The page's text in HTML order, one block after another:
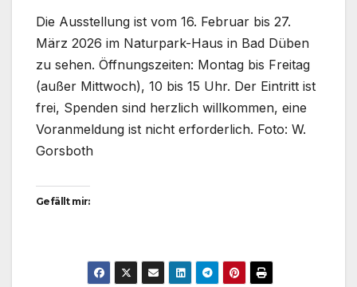
Die Ausstellung ist vom 16. Februar bis 27.
März 2026 im Naturpark-Haus in Bad Düben
zu sehen. Öffnungszeiten: Montag bis Freitag
(außer Mittwoch), 10 bis 15 Uhr. Der Eintritt ist
frei, Spenden sind herzlich willkommen, eine
Voranmeldung ist nicht erforderlich. Foto: W.
Gorsboth
Gefällt mir: